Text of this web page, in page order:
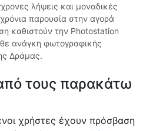
λήψεις και μοναδικές
παρουσία στην αγορά
καθιστούν την Photostation
ανάγκη φωτογραφικής
Δράμας.
τους παρακάτω
χρήστες έχουν πρόσβαση